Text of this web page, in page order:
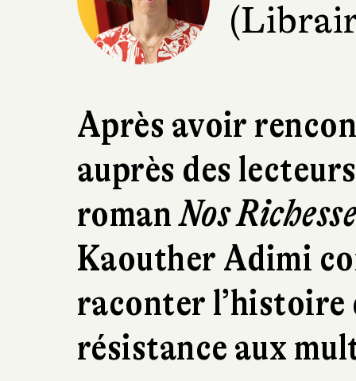
Après avoir
auprès des
romanNos
Kaouther Adimi
raconter l’histoire
résistance aux